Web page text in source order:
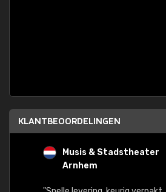
KLANTBEOORDELINGEN
Musis & Stadstheater
Arnhem